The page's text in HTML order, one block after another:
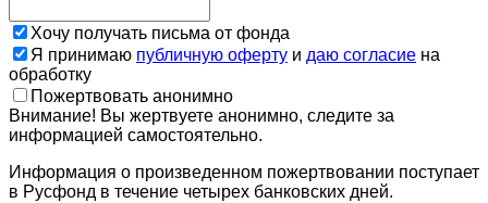
Хочу получать письма от фонда
Я принимаю публичную оферту и даю согласие на
обработку
Пожертвовать анонимно
Внимание! Вы жертвуете анонимно, следите за
информацией самостоятельно.
Информация о произведенном пожертвовании поступает
в Русфонд в течение четырех банковских дней.